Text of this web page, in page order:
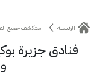
الرئيسية استكشف جميع
فنادق جزيرة